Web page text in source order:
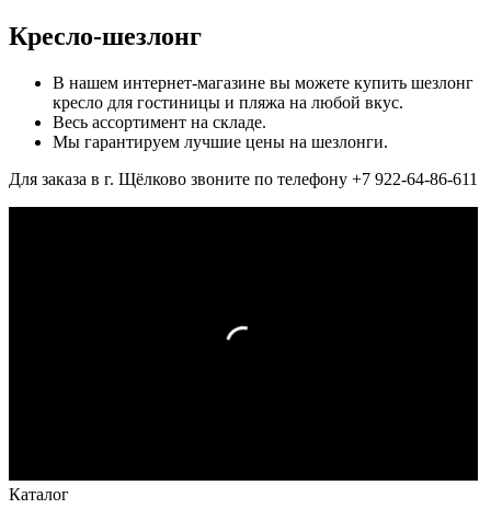
Кресло-шезлонг
В нашем интернет-магазине вы можете купить шезлонг
кресло для гостиницы и пляжа на любой вкус.
Весь ассортимент на складе.
Мы гарантируем лучшие цены на шезлонги.
Для заказа в г. Щёлково звоните по телефону +7 922-64-86-611
Каталог